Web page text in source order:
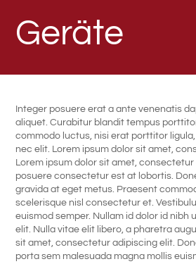
Geräte
Integer posuere erat a ante venenatis
aliquet. Curabitur blandit tempus
commodo luctus, nisi erat porttitor
nec elit. Lorem ipsum dolor sit amet,
Lorem ipsum dolor sit amet, consectetur
posuere consectetur est at lobortis.
gravida at eget metus. Praesent
scelerisque nisl consectetur et.
euismod semper. Nullam id dolor id nibh
elit. Nulla vitae elit libero, a pharetra
sit amet, consectetur adipiscing elit.
porta sem malesuada magna mollis